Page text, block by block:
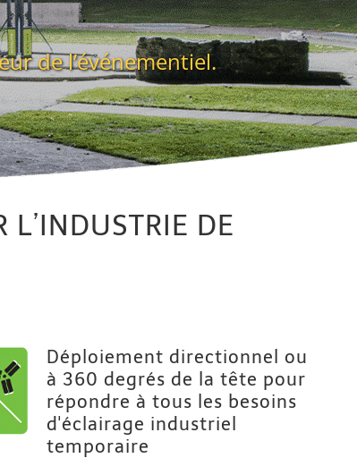
de l’événementiel.
DE
Déploiement directionnel ou
à 360 degrés de la tête pour
répondre à tous les besoins
d'éclairage industriel
temporaire